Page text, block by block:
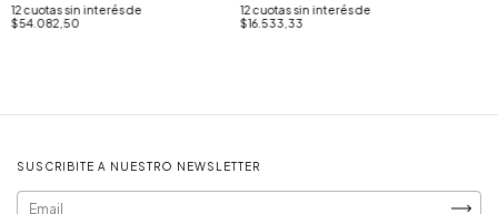
12 cuotas sin interés de
$54.082,50
12 cuotas sin interés de
$16.533,33
SUSCRIBITE A NUESTRO NEWSLETTER